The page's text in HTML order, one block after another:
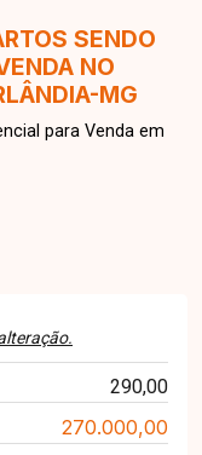
SENDO
NO
MG
para Venda em
290,00
270.000,00